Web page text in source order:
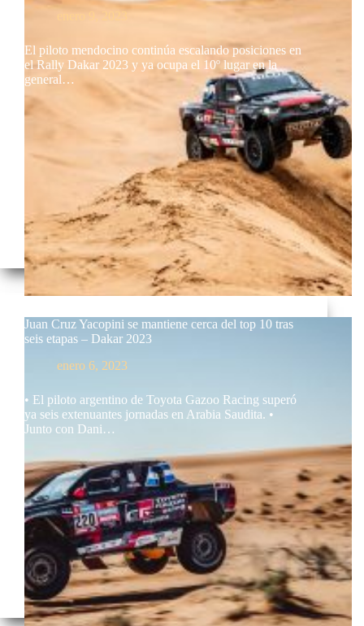
El piloto mendocino continúa escalando posiciones en
el Rally Dakar 2023 y ya ocupa el 10º lugar en la
general…
Juan Cruz Yacopini se mantiene cerca del top 10 tras
seis etapas – Dakar 2023
enero 6, 2023
• El piloto argentino de Toyota Gazoo Racing superó
ya seis extenuantes jornadas en Arabia Saudita. •
Junto con Dani…